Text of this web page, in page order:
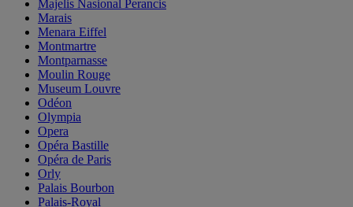
Majelis Nasional Perancis
Marais
Menara Eiffel
Montmartre
Montparnasse
Moulin Rouge
Museum Louvre
Odéon
Olympia
Opera
Opéra Bastille
Opéra de Paris
Orly
Palais Bourbon
Palais-Royal